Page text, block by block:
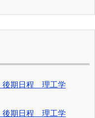
期日程 理工学
期日程 理工学